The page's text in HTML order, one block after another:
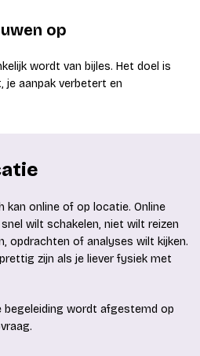
op
wordt van bijles. Het doel is
aanpak verbetert en
kan online of op locatie. Online
wilt schakelen, niet wilt reizen
opdrachten of analyses wilt kijken.
zijn als je liever fysiek met
begeleiding wordt afgestemd op